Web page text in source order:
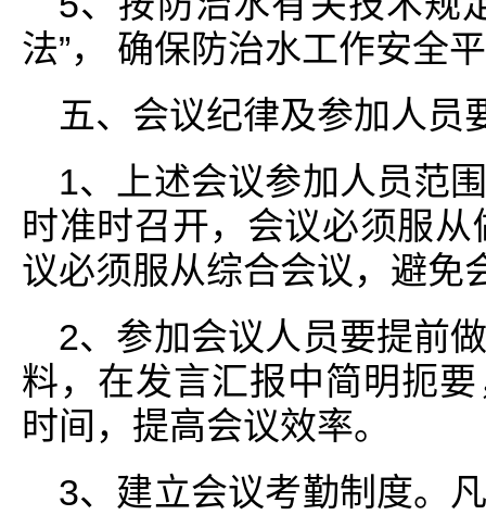
法”， 确保防治水工作安全
五、会议纪律及参加人员
1、上述会议参加人员范
时准时召开，会议必须服
议必须服从综合会议，避免
2、参加会议人员要提前
料，在发言汇报中简明扼
时间，提高会议效率。
3、建立会议考勤制度。